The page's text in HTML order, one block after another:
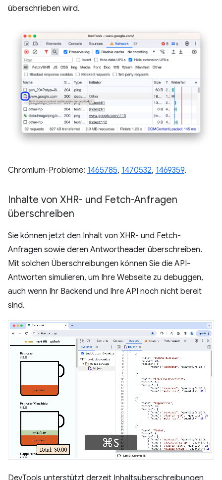
überschrieben wird.
Chromium-Probleme: 1465785, 1470532, 1469359.
Inhalte von XHR- und Fetch-Anfragen
überschreiben
Sie können jetzt den Inhalt von XHR- und Fetch-
Anfragen sowie deren Antwortheader überschreiben.
Mit solchen Überschreibungen können Sie die API-
Antworten simulieren, um Ihre Webseite zu debuggen,
auch wenn Ihr Backend und Ihre API noch nicht bereit
sind.
DevTools unterstützt derzeit Inhaltsüberschreibungen